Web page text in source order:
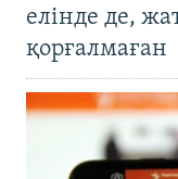
елінде де,
қорғалмаған